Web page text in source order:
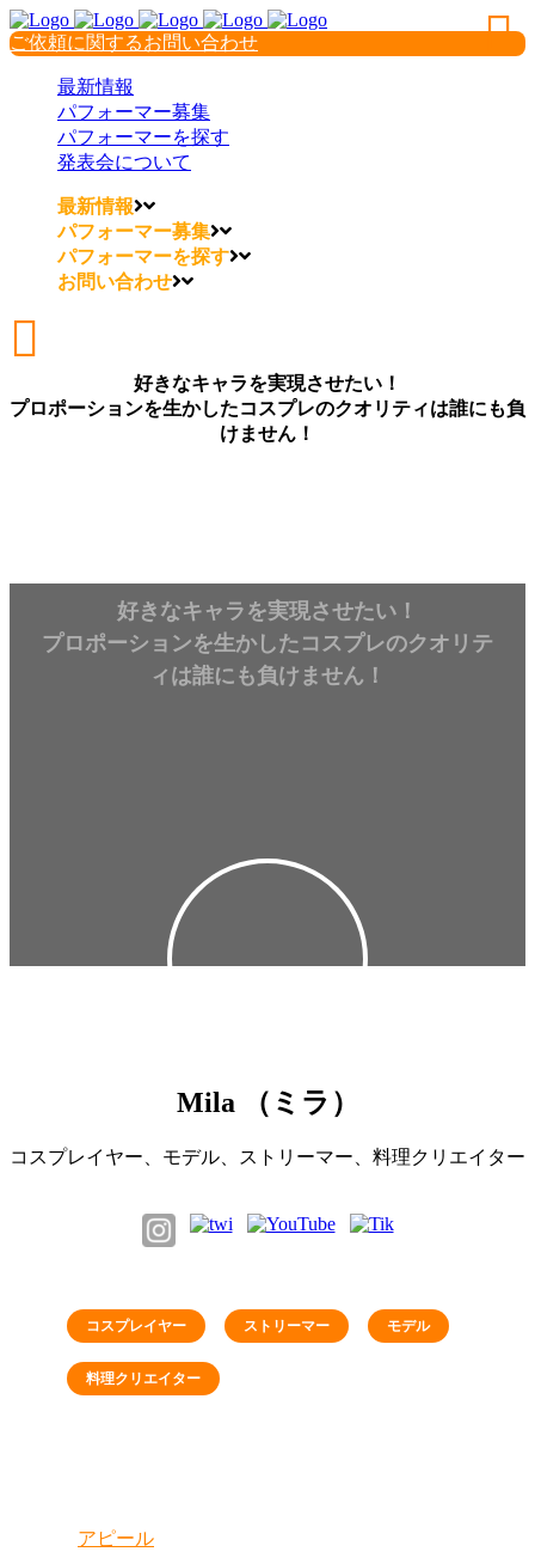
ご依頼に関するお問い合わせ
最新情報
パフォーマー募集
パフォーマーを探す
発表会について
最新情報
パフォーマー募集
パフォーマーを探す
お問い合わせ
好きなキャラを実現させたい！
プロポーションを生かしたコスプレのクオリティは誰にも負
けません！
好きなキャラを実現させたい！
プロポーションを生かしたコスプレのクオリテ
ィは誰にも負けません！
Mila （ミラ）
コスプレイヤー、モデル、ストリーマー、料理クリエイター
コスプレイヤー ストリーマー モデル
料理クリエイター
アピール